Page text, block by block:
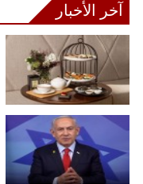
آخر الأخبار